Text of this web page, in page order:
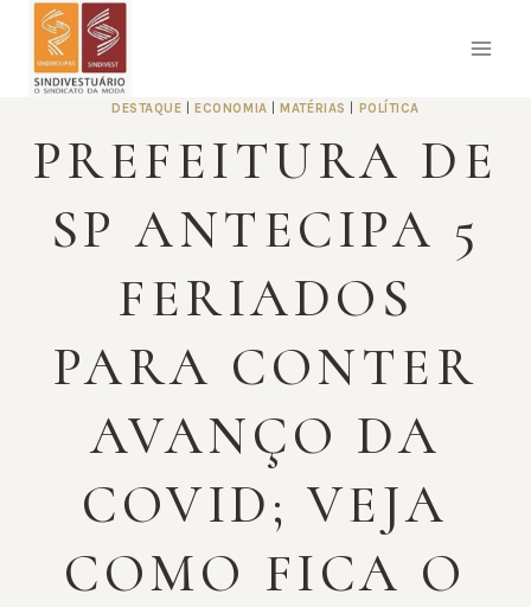
Pular
DESTAQUE ECONOMIA MATÉRIAS POLÍTICA
PREFEITURA DE
SP ANTECIPA 5
FERIADOS
PARA CONTER
AVANÇO DA
COVID; VEJA
COMO FICA O